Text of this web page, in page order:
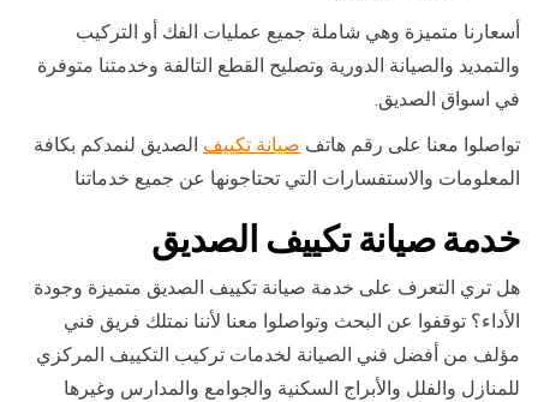
أسعارنا متميزة وهي شاملة جميع عمليات الفك أو التركيب
والتمديد والصيانة الدورية وتصليح القطع التالفة وخدمتنا متوفرة
في اسواق الصديق.
تواصلوا معنا على رقم هاتف صيانة تكييف الصديق لنمدكم بكافة
المعلومات والاستفسارات التي تحتاجونها عن جميع خدماتنا
خدمة صيانة تكييف الصديق
هل تري التعرف على خدمة صيانة تكييف الصديق متميزة وجودة
الأداء؟ توقفوا عن البحث وتواصلوا معنا لأننا نمتلك فريق فني
مؤلف من أفضل فني الصيانة لخدمات تركيب التكييف المركزي
للمنازل والفلل والأبراج السكنية والجوامع والمدارس وغيرها